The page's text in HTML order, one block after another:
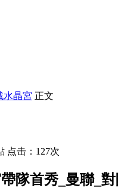
水晶宮 正文
点击：127次
帶隊首秀_曼聯_